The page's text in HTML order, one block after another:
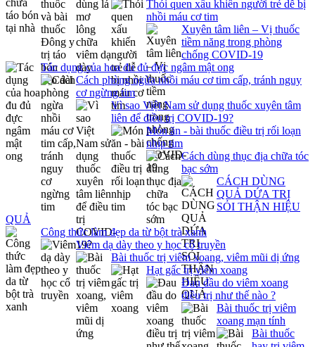
Thói quen xấu khiến người trẻ dễ bị
nhồi máu cơ tim
Xuyên tâm liên – Vị thuốc
tiềm năng trong phòng
chống COVID-19
Tác dụng của hoa đu đủ đực ngâm mật ong
Cách phòng ngừa nhồi máu cơ tim cấp, tránh nguy
cơ ngừng tim
Vì sao Việt Nam sử dụng thuốc xuyên tâm
liên để điều trị COVID-19?
Món ăn - bài thuốc điều trị rối loạn
nhịp tim
Cách dùng thục địa chữa tóc
bạc sớm
CÁCH DÙNG
QUẢ DỨA TRỊ
SỎI THẬN HIỆU
QUẢ
Công thức làm đẹp da từ bột trà xanh
Viêm dạ dày theo y học cổ truyền
Bài thuốc trị viêm xoang, viêm mũi dị ứng
Hạt gấc trị viêm xoang
Đau đầu do viêm xoang
điều trị như thế nào ?
Bài thuốc trị viêm
xoang mạn tính
Bài thuốc